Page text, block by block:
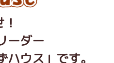
ーダー
ス」です。